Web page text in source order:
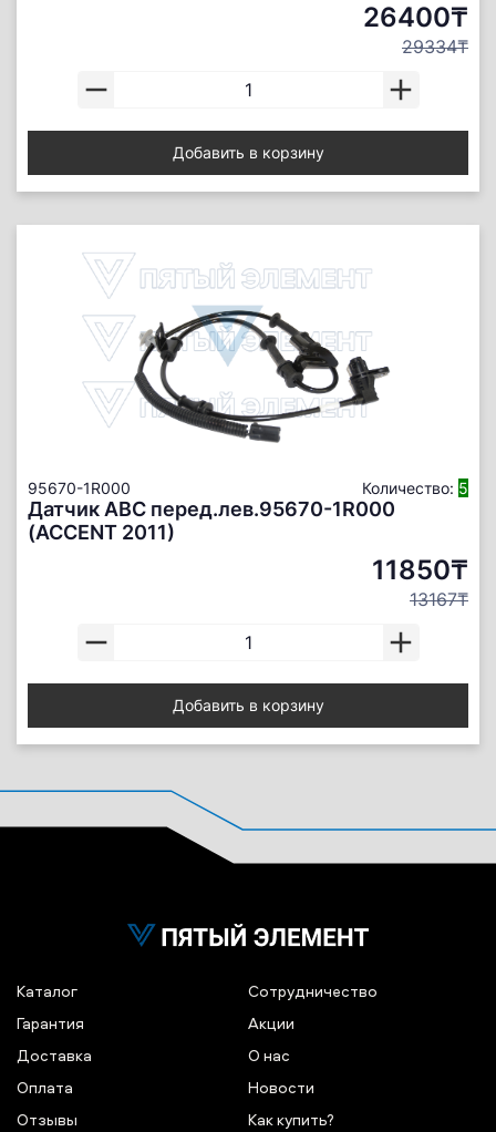
26400₸
29334₸
Добавить в корзину
95670-1R000 Количество: 5
Датчик АBС перед.лев.95670-1R000
(ACCENT 2011)
11850₸
13167₸
Добавить в корзину
Каталог
Гарантия
Доставка
Оплата
Отзывы
Сотрудничество
Акции
О нас
Новости
Как купить?